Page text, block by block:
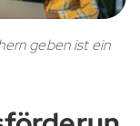
geben ist ein